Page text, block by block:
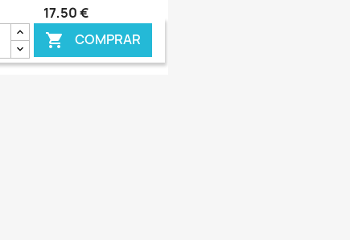
17,50 €
 COMPRAR